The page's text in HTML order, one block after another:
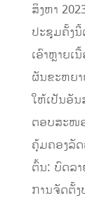
ສິງຫາ
ປະຊຸມຄັ້ງ
ເອົາຫຼາຍເ
ຜັນຂະຫຍ
ໃຫ້ເປັນອັນ
ຕອບສະໜ
ຄຸ້ມຄອງລັ
ຕົ້ນ: ບົດລາ
ການຈັດຕັ້